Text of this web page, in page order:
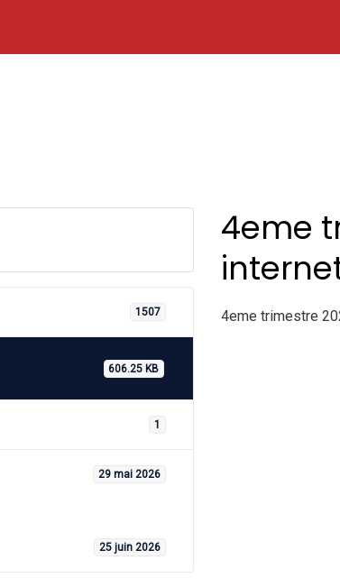
1507
606.25 KB
1
29 mai 2026
25 juin 2026
4eme
4eme trimestre